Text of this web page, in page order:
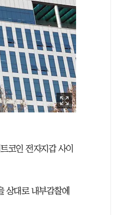
코인 전자지갑 사이
상대로 내부감찰에